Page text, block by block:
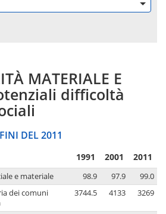
MATERIALE E
difficoltà
DEL 2011
1991 2001 2011
e materiale 98.9 97.9
99.0
dei comuni
3744.5 4133 3269